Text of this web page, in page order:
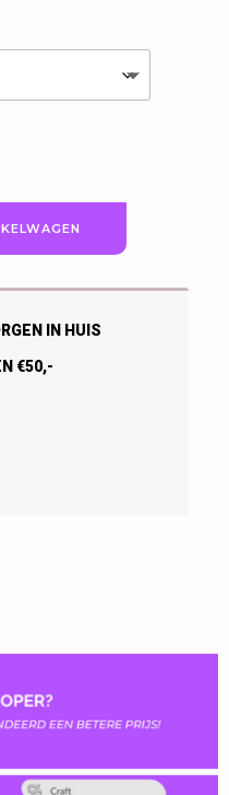
IN HUIS
€50,-